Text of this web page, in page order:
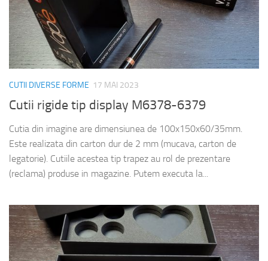
CUTII DIVERSE FORME 17 MAI 2023
Cutii rigide tip display M6378-6379
Cutia din imagine are dimensiunea de 100x150x60/35mm.
Este realizata din carton dur de 2 mm (mucava, carton de
legatorie). Cutiile acestea tip trapez au rol de prezentare
(reclama) produse in magazine. Putem executa la...